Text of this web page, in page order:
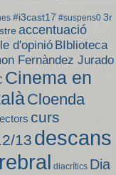
#i3cast17 #suspens0 3r
accentuació
d'opinió BIblioteca
Fernàndez Jurado
Cinema en
Cloenda
curs
13 descans
diacrítics Dia